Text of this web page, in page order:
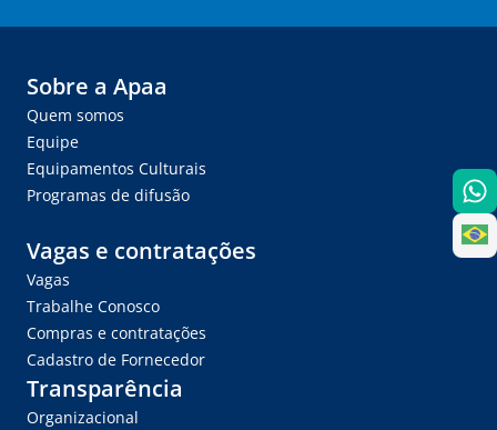
Sobre a Apaa
Quem somos
Equipe
Equipamentos Culturais
Programas de difusão
Vagas e contratações
Vagas
Trabalhe Conosco
Compras e contratações
Cadastro de Fornecedor
Transparência
Organizacional